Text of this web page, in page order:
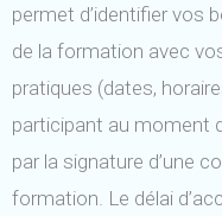
permet d’identifier vos
de la formation avec
pratiques (dates,
participant au moment
par la signature d’une
formation. Le délai